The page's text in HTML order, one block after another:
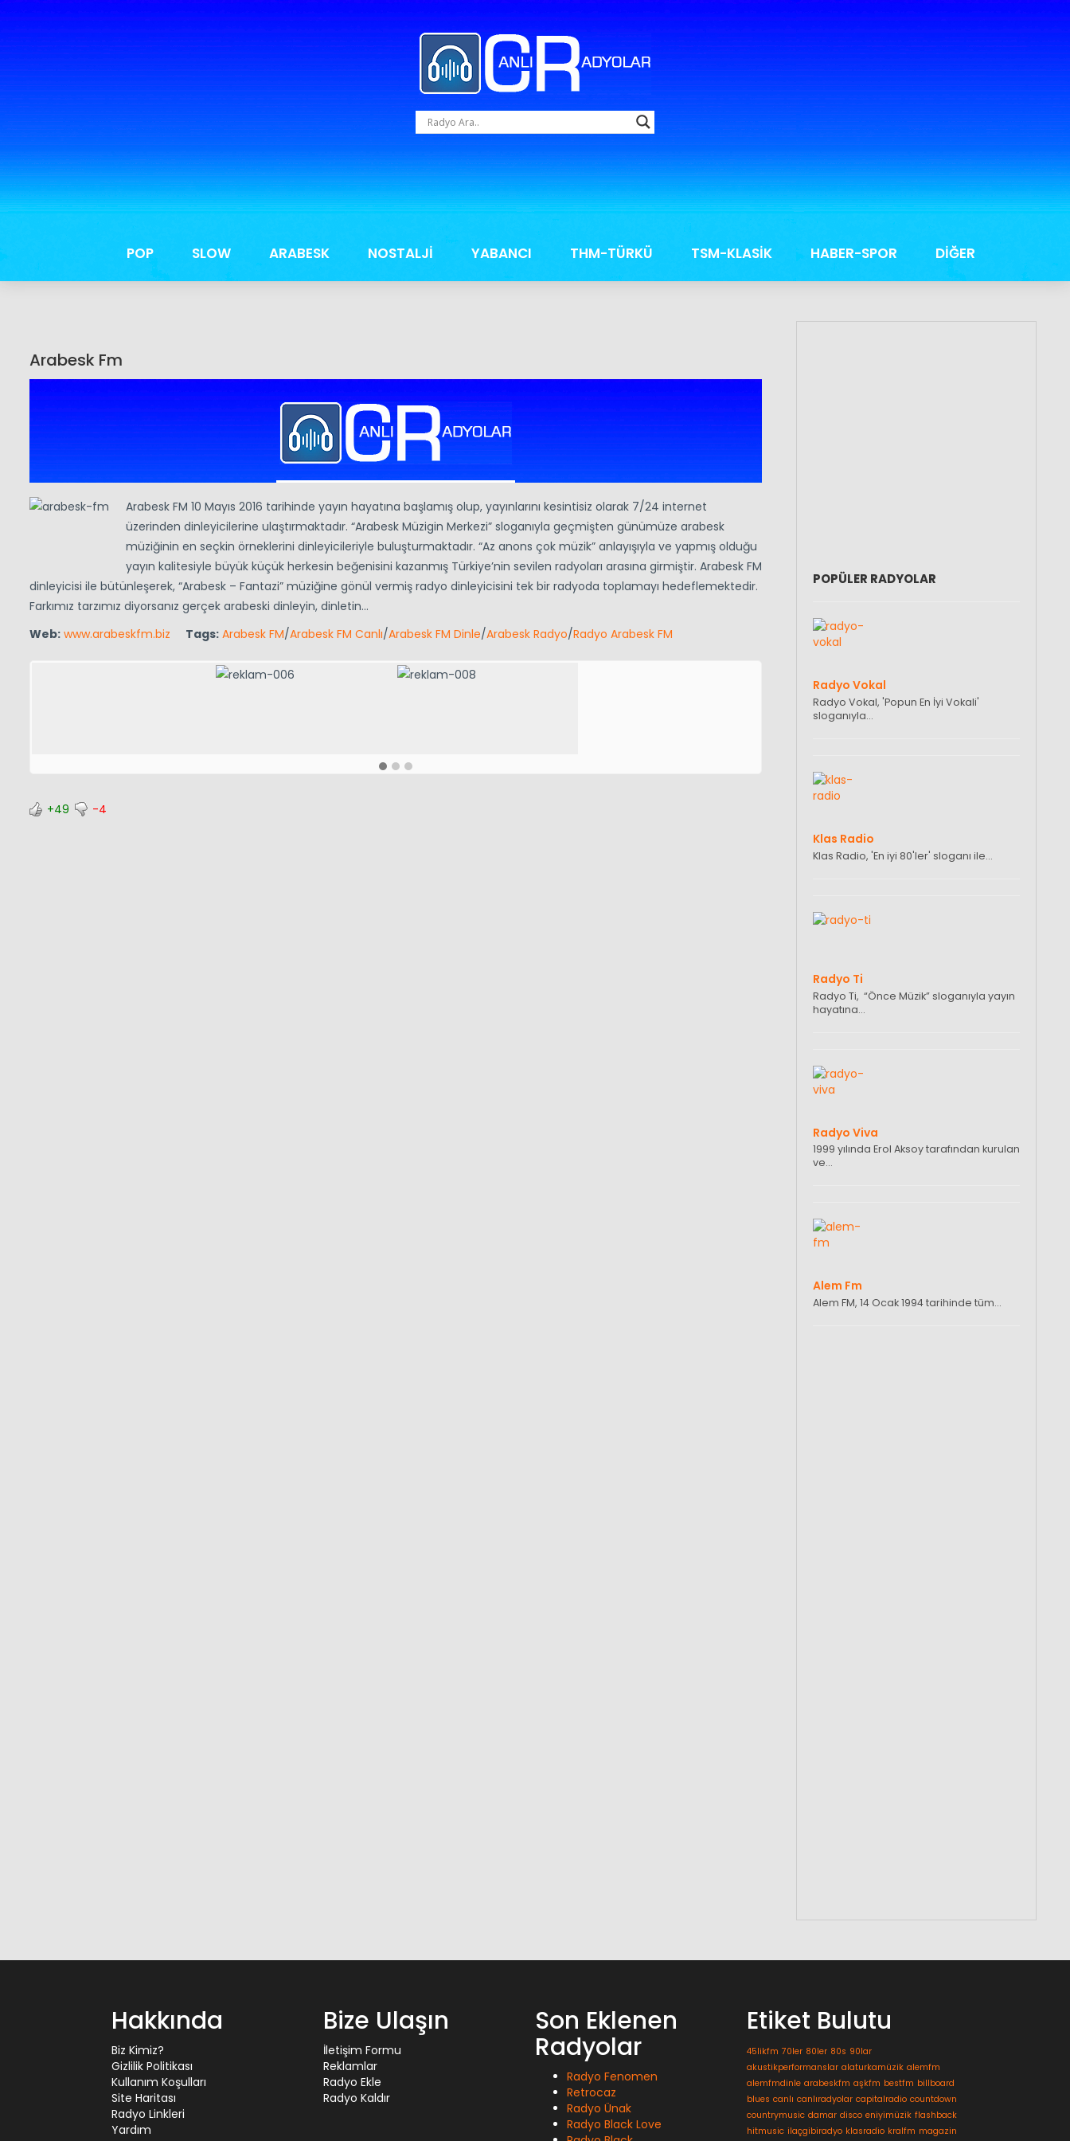
POP SLOW ARABESK NOSTALJİ YABANCI THM-TÜRKÜ TSM-KLASİK HABER-SPOR DİĞER
Arabesk Fm
Arabesk FM 10 Mayıs 2016 tarihinde yayın hayatına başlamış olup, yayınlarını kesintisiz olarak 7/24 internet
üzerinden dinleyicilerine ulaştırmaktadır. “Arabesk Müzigin Merkezi” sloganıyla geçmişten günümüze arabesk
müziğinin en seçkin örneklerini dinleyicileriyle buluşturmaktadır. “Az anons çok müzik” anlayışıyla ve yapmış olduğu
yayın kalitesiyle büyük küçük herkesin beğenisini kazanmış Türkiye’nin sevilen radyoları arasına girmiştir. Arabesk FM
dinleyicisi ile bütünleşerek, “Arabesk – Fantazi” müziğine gönül vermiş radyo dinleyicisini tek bir radyoda toplamayı hedeflemektedir.
Farkımız tarzımız diyorsanız gerçek arabeski dinleyin, dinletin…
Web: www.arabeskfm.biz Tags: Arabesk FM/Arabesk FM Canlı/Arabesk FM Dinle/Arabesk Radyo/Radyo Arabesk FM
+49 -4
POPÜLER RADYOLAR
Radyo Vokal
Radyo Vokal, 'Popun En İyi Vokali'
sloganıyla…
Klas Radio
Klas Radio, 'En iyi 80'ler' sloganı ile…
Radyo Ti
Radyo Ti, “Önce Müzik” sloganıyla yayın
hayatına…
Radyo Viva
1999 yılında Erol Aksoy tarafından kurulan
ve…
Alem Fm
Alem FM, 14 Ocak 1994 tarihinde tüm…
Hakkında
Biz Kimiz?
Gizlilik Politikası
Kullanım Koşulları
Site Haritası
Radyo Linkleri
Yardım
Bize Ulaşın
İletişim Formu
Reklamlar
Radyo Ekle
Radyo Kaldır
Son Eklenen
Radyolar
Radyo Fenomen
Retrocaz
Radyo Ünak
Radyo Black Love
Etiket Bulutu
45likfm 70ler 80ler 80s 90lar
akustikperformanslar alaturkamüzik alemfm
alemfmdinle arabeskfm aşkfm bestfm billboard
blues canlı canlıradyolar capitalradio countdown
countrymusic damar disco eniyimüzik flashback
hitmusic ilaçgibiradyo klasradio kralfm magazin